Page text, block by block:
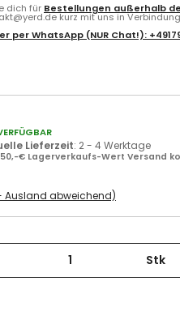
dich für Bestellungen außerhalb
kurz mit uns in Verbindung
perWhatsApp (NUR Chat!):
Lieferzeit: 2 - 4 Werktage
€ Lagerverkaufs-Wert Versand
Ausland abweichend)
Stk